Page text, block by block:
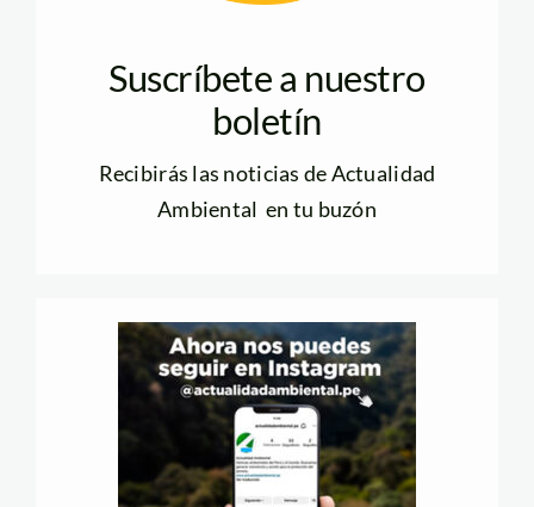
Suscríbete a nuestro
boletín
Recibirás las noticias de Actualidad
Ambiental en tu buzón